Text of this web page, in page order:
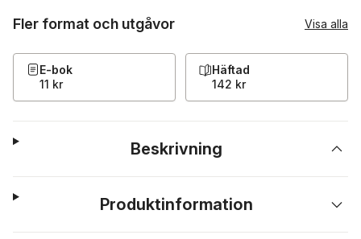
Fler format och utgåvor Visa alla
E-bok
11 kr
Häftad
142 kr
Beskrivning
Produktinformation